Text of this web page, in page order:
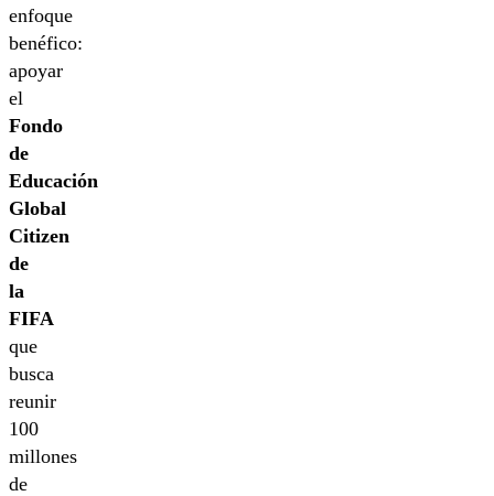
enfoque
benéfico:
apoyar
el
Fondo
de
Educación
Global
Citizen
de
la
FIFA
que
busca
reunir
100
millones
de